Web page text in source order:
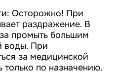
Осторожно! При
раздражение. В
промыть большим
воды. При
за медицинской
по назначению.